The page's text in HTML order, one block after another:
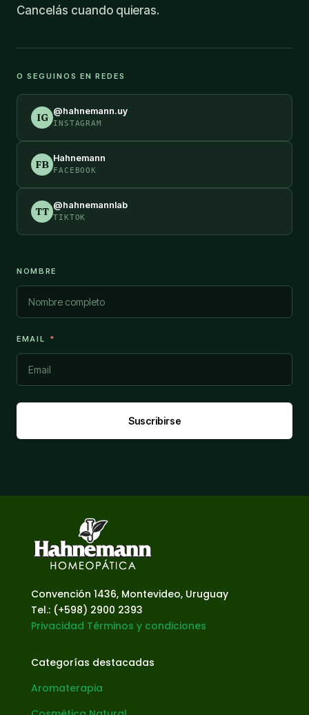
Cancelás cuando quieras.
O SEGUINOS EN REDES
IG
@hahnemann.uy
INSTAGRAM
FB
Hahnemann
FACEBOOK
TT
@hahnemannlab
TIKTOK
NOMBRE
EMAIL
Suscribirse
Convención 1436, Montevideo, Uruguay
Tel.: (+598) 2900 2393
Privacidad Términos y condiciones
Categorías destacadas
Aromaterapia